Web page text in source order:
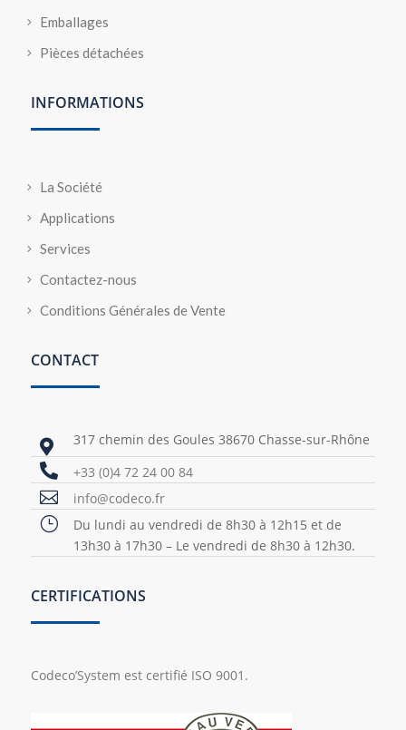
Emballages
Pièces détachées
INFORMATIONS
La Société
Applications
Services
Contactez-nous
Conditions Générales de Vente
CONTACT
 317 chemin des Goules 38670 Chasse-sur-Rhône
 +33 (0)4 72 24 00 84
 info@codeco.fr
}
Du lundi au vendredi de 8h30 à 12h15 et de
13h30 à 17h30 – Le vendredi de 8h30 à 12h30.
CERTIFICATIONS
Codeco’System est certifié ISO 9001.